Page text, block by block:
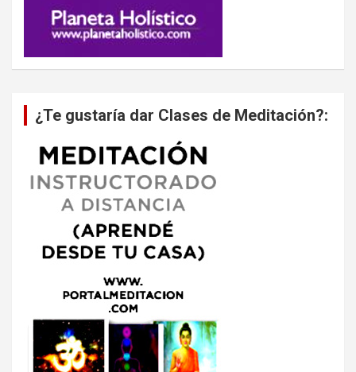
¿Te gustaría dar Clases de Meditación?: